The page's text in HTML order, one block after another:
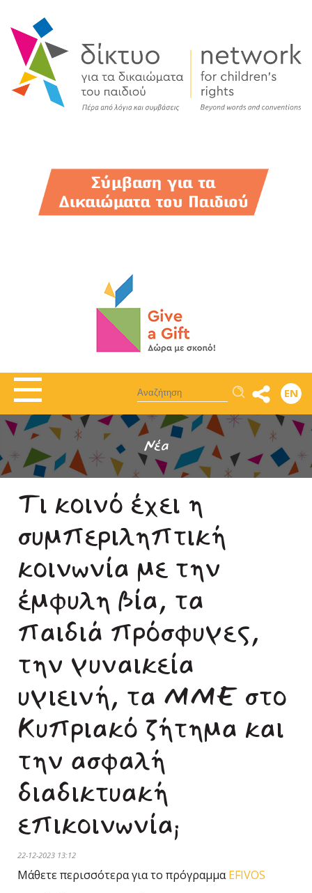
Αναζήτηση EN
Νέα
Τι κοινό έχει η
συμπεριληπτική
κοινωνία με την
έμφυλη βία, τα
παιδιά πρόσφυγες,
την γυναικεία
υγιεινή, τα ΜΜΕ στο
Κυπριακό ζήτημα και
την ασφαλή
διαδικτυακή
επικοινωνία;
22-12-2023 13:12
Μάθετε περισσότερα για το πρόγραμμαEFIVOS